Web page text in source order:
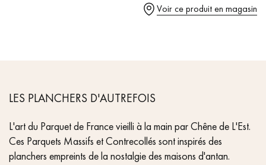
pas dans le choix et la pose de votre parquet.
Un expert Décoplus Parquets vous appelle
- Parquet certifié PEFC & Parquet de France
Voir ce produit en magasin
LES PLANCHERS D'AUTREFOIS
L'art du Parquet de France vieilli à la main par Chêne de L'Est.
Ces Parquets Massifs et Contrecollés sont inspirés des
planchers empreints de la nostalgie des maisons d'antan.